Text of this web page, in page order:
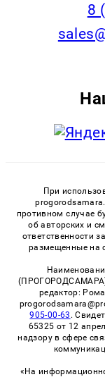
8
При
противном случае
об авторских и
ответственности
размещенные на
(ПРОГОРОДСАМАРА)
редактор:
905-00-63 .
65325 от 12
надзору в сфере
«На